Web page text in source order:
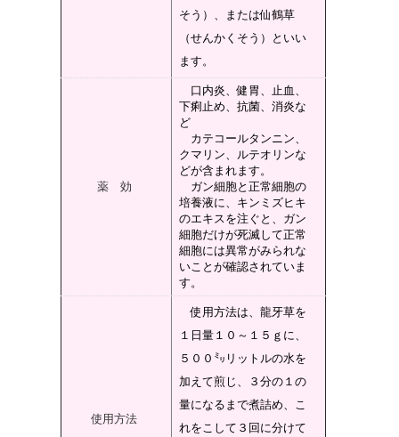
そう）、または仙鶴草
（せんかくそう）といい
ます。
薬 効
口内炎、健胃、止血、
下痢止め、抗菌、消炎な
ど
カテコールタンニン、
クマリン、ルテオリンな
どが含まれます。
ガン細胞と正常細胞の
培養液に、キンミズヒキ
のエキスを注ぐと、ガン
細胞だけが死滅して正常
細胞には異常がみられな
いことが確認されていま
す。
使用方法
使用方法は、龍牙草を
１日量１０～１５ｇに、
５００㍉リットルの水を
加えて煎じ、３分の１の
量になるまで煮詰め、こ
れをこして３回に分けて